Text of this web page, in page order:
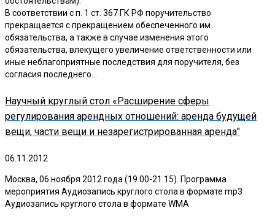
В соответствии с п. 1 ст. 367 ГК РФ поручительство
прекращается с прекращением обеспеченного им
обязательства, а также в случае изменения этого
обязательства, влекущего увеличение ответственности или
иные неблагоприятные последствия для поручителя, без
согласия последнего…
Научный круглый стол «Расширение сферы
регулирования арендных отношений: аренда будущей
вещи, части вещи и незарегистрированная аренда"
06.11.2012
Москва, 06 ноября 2012 года (19.00-21.15). Программа
мероприятия Аудиозапись круглого стола в формате mp3
Аудиозапись круглого стола в формате WMA